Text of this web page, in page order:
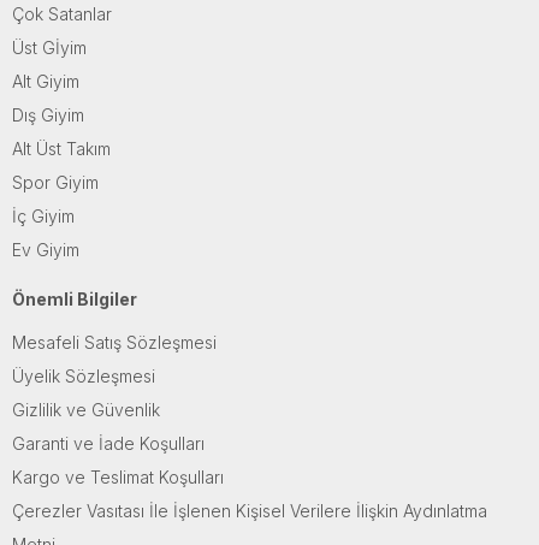
Çok Satanlar
Üst Gİyim
Alt Giyim
Dış Giyim
Alt Üst Takım
Spor Giyim
İç Giyim
Ev Giyim
Önemli Bilgiler
Mesafeli Satış Sözleşmesi
Üyelik Sözleşmesi
Gizlilik ve Güvenlik
Garanti ve İade Koşulları
Kargo ve Teslimat Koşulları
Çerezler Vasıtası İle İşlenen Kişisel Verilere İlişkin Aydınlatma